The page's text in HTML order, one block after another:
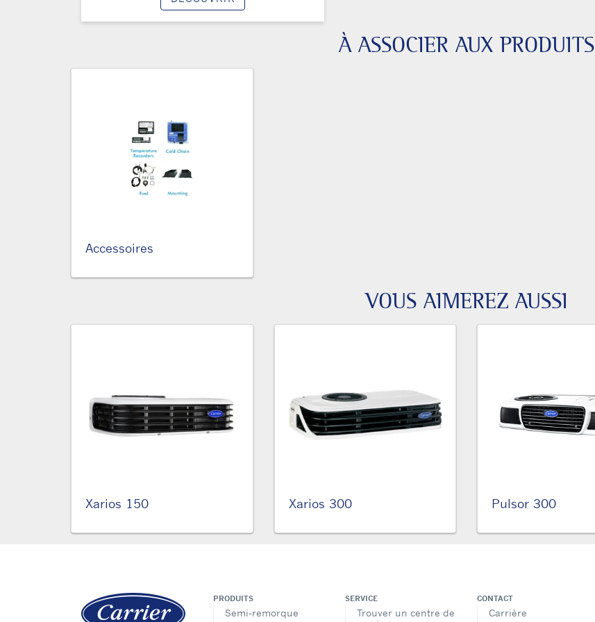
À ASSOCIER AUX PRODUITS
Accessoires
VOUS AIMEREZ AUSSI
Xarios 150 Xarios 300 Pulsor 300
PRODUITS
Semi-remorque
SERVICE
Trouver un centre de
CONTACT
Carrière